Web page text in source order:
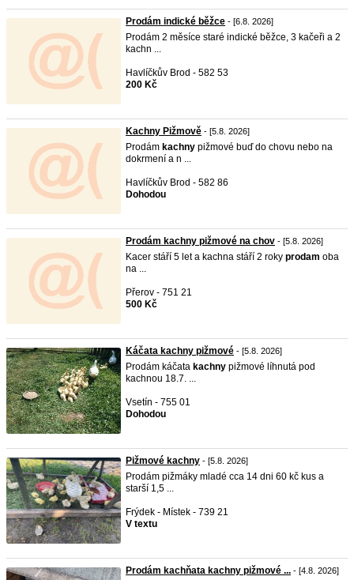
Prodám indické běžce - [6.8. 2026]
Prodám 2 měsíce staré indické běžce, 3 kačeři a 2
kachn ...
Havlíčkův Brod - 582 53
200 Kč
Kachny Pižmově - [5.8. 2026]
Prodám kachny pižmové buď do chovu nebo na
dokrmení a n ...
Havlíčkův Brod - 582 86
Dohodou
Prodám kachny pižmové na chov - [5.8. 2026]
Kacer stáří 5 let a kachna stáří 2 roky prodam oba
na ...
Přerov - 751 21
500 Kč
Káčata kachny pižmové - [5.8. 2026]
Prodám káčata kachny pižmové líhnutá pod
kachnou 18.7. ...
Vsetín - 755 01
Dohodou
Pižmové kachny - [5.8. 2026]
Prodám pižmáky mladé cca 14 dni 60 kč kus a
starší 1,5 ...
Frýdek - Místek - 739 21
V textu
Prodám kachňata kachny pižmové ... - [4.8. 2026]